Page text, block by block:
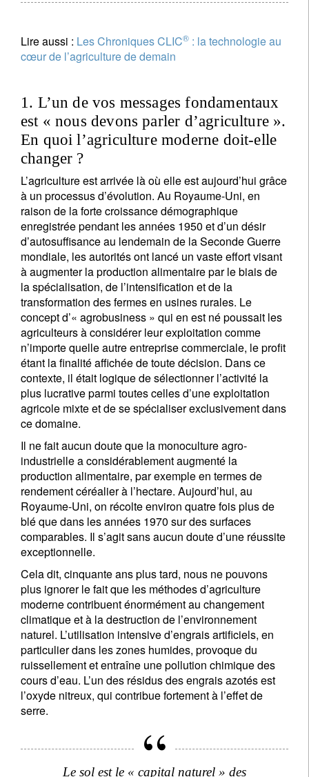
Lire aussi : Les Chroniques CLIC® : la technologie au
cœur de l’agriculture de demain
1. L’un de vos messages fondamentaux
est « nous devons parler d’agriculture ».
En quoi l’agriculture moderne doit-elle
changer ?
L’agriculture est arrivée là où elle est aujourd’hui grâce
à un processus d’évolution. Au Royaume-Uni, en
raison de la forte croissance démographique
enregistrée pendant les années 1950 et d’un désir
d’autosuffisance au lendemain de la Seconde Guerre
mondiale, les autorités ont lancé un vaste effort visant
à augmenter la production alimentaire par le biais de
la spécialisation, de l’intensification et de la
transformation des fermes en usines rurales. Le
concept d’« agrobusiness » qui en est né poussait les
agriculteurs à considérer leur exploitation comme
n’importe quelle autre entreprise commerciale, le profit
étant la finalité affichée de toute décision. Dans ce
contexte, il était logique de sélectionner l’activité la
plus lucrative parmi toutes celles d’une exploitation
agricole mixte et de se spécialiser exclusivement dans
ce domaine.
Il ne fait aucun doute que la monoculture agro-
industrielle a considérablement augmenté la
production alimentaire, par exemple en termes de
rendement céréalier à l’hectare. Aujourd’hui, au
Royaume-Uni, on récolte environ quatre fois plus de
blé que dans les années 1970 sur des surfaces
comparables. Il s’agit sans aucun doute d’une réussite
exceptionnelle.
Cela dit, cinquante ans plus tard, nous ne pouvons
plus ignorer le fait que les méthodes d’agriculture
moderne contribuent énormément au changement
climatique et à la destruction de l’environnement
naturel. L’utilisation intensive d’engrais artificiels, en
particulier dans les zones humides, provoque du
ruissellement et entraîne une pollution chimique des
cours d’eau. L’un des résidus des engrais azotés est
l’oxyde nitreux, qui contribue fortement à l’effet de
serre.
Le sol est le « capital naturel » des